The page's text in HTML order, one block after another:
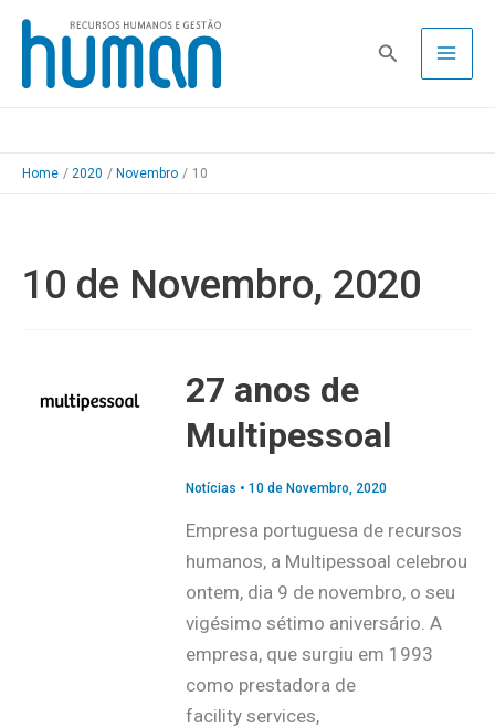
Skip
content
Pesquisa
Home 2020 Novembro 10
10 de Novembro, 2020
27 anos de
Multipessoal
Notícias • 10 de Novembro, 2020
Empresa portuguesa de recursos
humanos, a Multipessoal celebrou
ontem, dia 9 de novembro, o seu
vigésimo sétimo aniversário. A
empresa, que surgiu em 1993
como prestadora de
facility services,